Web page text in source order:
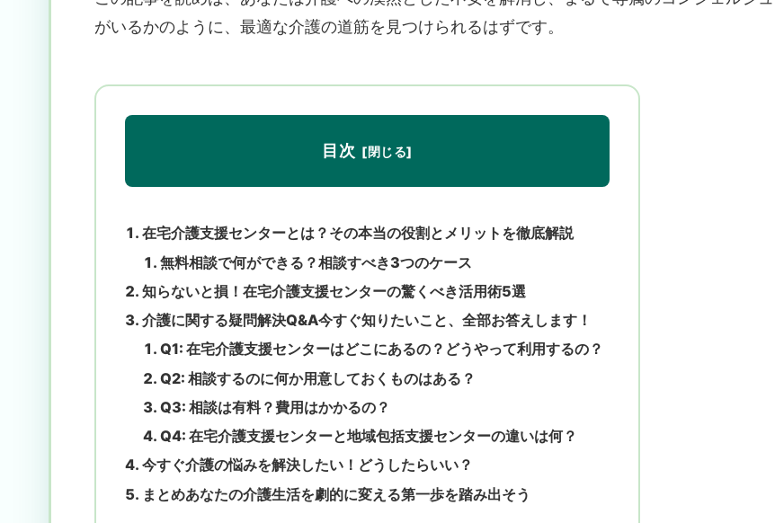
がいるかのように、最適な介護の道筋を見つけられるはずです。
目次
在宅介護支援センターとは？その本当の役割とメリットを徹底解説
無料相談で何ができる？相談すべき3つのケース
知らないと損！在宅介護支援センターの驚くべき活用術5選
介護に関する疑問解決Q&A今すぐ知りたいこと、全部お答えします！
Q1: 在宅介護支援センターはどこにあるの？どうやって利用するの？
Q2: 相談するのに何か用意しておくものはある？
Q3: 相談は有料？費用はかかるの？
Q4: 在宅介護支援センターと地域包括支援センターの違いは何？
今すぐ介護の悩みを解決したい！どうしたらいい？
まとめあなたの介護生活を劇的に変える第一歩を踏み出そう